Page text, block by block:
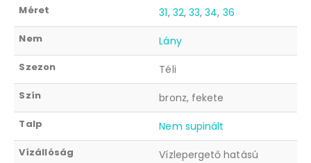
Méret 31, 32, 33,34, 36
Nem Lány
Szezon Téli
Szín bronz, fekete
Talp Nem supinált
Vízállóság Vízlepergető hatású